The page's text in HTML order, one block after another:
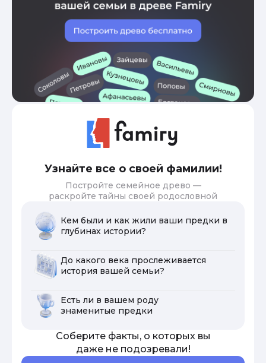
Узнайте все о своей фамилии!
Постройте семейное древо —
раскройте тайны своей родословной
Кем были и как жили ваши предки в
глубинах истории?
До какого века прослеживается
история вашей семьи?
Есть ли в вашем роду
знаменитые предки
Соберите факты, о которых вы
даже не подозревали!